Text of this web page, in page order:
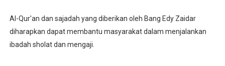
Al-Qur'an dan sajadah yang diberikan oleh Bang Edy Zaidar
diharapkan dapat membantu masyarakat dalam menjalankan
ibadah sholat dan mengaji.